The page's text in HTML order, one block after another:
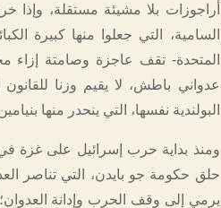
أراجوزات بلا مشيئة مستقلة، وإذا
السامية، التي جعلوا منها كبيرة
المتحدة- تقف عاجزة وصامتة إزاء
عدواني باطش، لا يقيم وزنا
البولندية نفسها، التي ينحدر منها
ومنذ بداية حرب إسرائيل على غزة
حلق حكومة جو بايدن، التي تناصر
يرمي إلى وقف الحرب وإدانة